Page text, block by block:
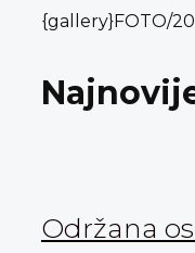
{gallery}FOTO/
Održana